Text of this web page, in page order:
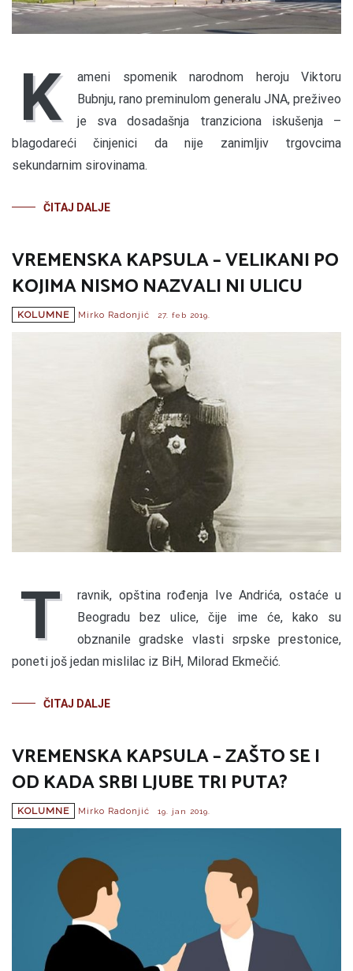
K
ameni spomenik narodnom heroju Viktoru
Bubnju, rano preminulom generalu JNA, preživeo
je sva dosadašnja tranziciona iskušenja –
blagodareći činjenici da nije zanimljiv trgovcima
sekundarnim sirovinama.
ČITAJ DALJE
VREMENSKA KAPSULA – VELIKANI PO
KOJIMA NISMO NAZVALI NI ULICU
KOLUMNE Mirko Radonjić 27. feb 2019.
T
ravnik, opština rođenja Ive Andrića, ostaće u
Beogradu bez ulice, čije ime će, kako su
obznanile gradske vlasti srpske prestonice,
poneti još jedan mislilac iz BiH, Milorad Ekmečić.
ČITAJ DALJE
VREMENSKA KAPSULA – ZAŠTO SE I
OD KADA SRBI LJUBE TRI PUTA?
KOLUMNE Mirko Radonjić 19. jan 2019.